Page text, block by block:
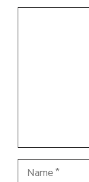
Name